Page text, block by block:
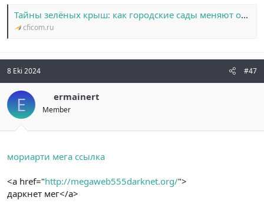
Тайны зелёных крыш: как городские сады меняют облик мегаполисов
cficom.ru
8 Eki 2024 #47
E ermainert
Member
мориарти мега ссылка
<a href="http://megaweb555darknet.org/">
даркнет мег</a>